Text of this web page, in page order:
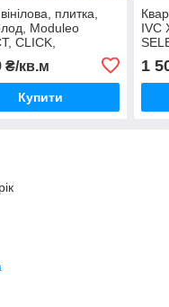
плитка,
Moduleo
CLICK,
4,5 мм, замковий
₴/кв.м
Купити
IVC
1